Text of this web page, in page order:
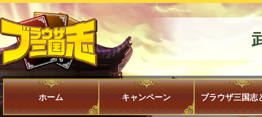
ホーム キャンペーン ブラウザ三国志